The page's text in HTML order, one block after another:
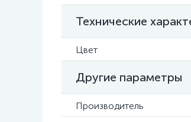
Технические
Цвет
Другие параметры
Производитель